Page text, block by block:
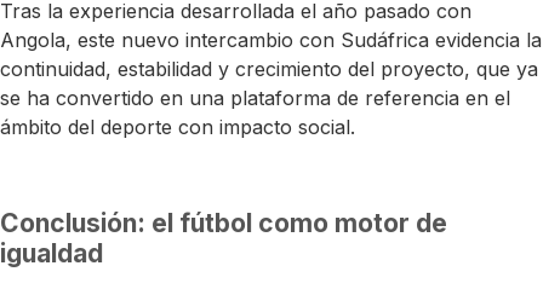
Tras la experiencia desarrollada el año pasado con
Angola, este nuevo intercambio con Sudáfrica evidencia la
continuidad, estabilidad y crecimiento del proyecto, que ya
se ha convertido en una plataforma de referencia en el
ámbito del deporte con impacto social.
Conclusión: el fútbol como motor de
igualdad